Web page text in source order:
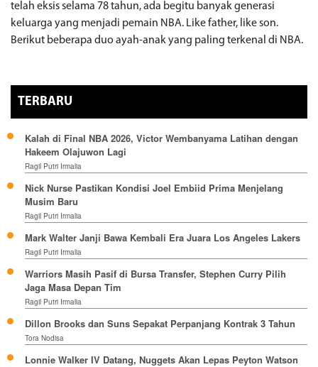
telah eksis selama 78 tahun, ada begitu banyak generasi
keluarga yang menjadi pemain NBA. Like father, like son.
Berikut beberapa duo ayah-anak yang paling terkenal di NBA.
TERBARU
Kalah di Final NBA 2026, Victor Wembanyama Latihan dengan
Hakeem Olajuwon Lagi
Ragil Putri Irmalia
Nick Nurse Pastikan Kondisi Joel Embiid Prima Menjelang
Musim Baru
Ragil Putri Irmalia
Mark Walter Janji Bawa Kembali Era Juara Los Angeles Lakers
Ragil Putri Irmalia
Warriors Masih Pasif di Bursa Transfer, Stephen Curry Pilih
Jaga Masa Depan Tim
Ragil Putri Irmalia
Dillon Brooks dan Suns Sepakat Perpanjang Kontrak 3 Tahun
Tora Nodisa
Lonnie Walker IV Datang, Nuggets Akan Lepas Peyton Watson